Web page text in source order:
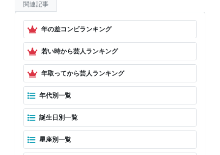
関連記事
年の差コンビランキング
若い時から芸人ランキング
年取ってから芸人ランキング
年代別一覧
誕生日別一覧
星座別一覧